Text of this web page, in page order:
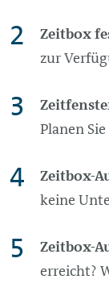
Zeitbox
zur
Planen
Zeitbox-
keine
Zeitbox-
erreicht?